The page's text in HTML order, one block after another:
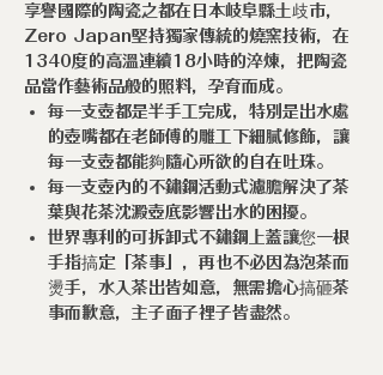
享譽國際的陶瓷之都在日本岐阜縣土歧市，
Zero Japan堅持獨家傳統的燒窯技術，在
1340度的高溫連續18小時的淬煉，把陶瓷
品當作藝術品般的照料，孕育而成。
每一支壺都是半手工完成，特別是出水處
的壺嘴都在老師傅的雕工下細膩修飾，讓
每一支壺都能夠隨心所欲的自在吐珠。
每一支壺內的不鏽鋼活動式濾膽解決了茶
葉與花茶沈澱壺底影響出水的困擾。
世界專利的可拆卸式不鏽鋼上蓋讓您一根
手指搞定「茶事」，再也不必因為泡茶而
燙手，水入茶出皆如意，無需擔心搞砸茶
事而歉意，主子面子裡子皆盡然。